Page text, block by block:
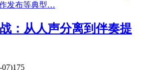
发布等典型…
：从人声分离到伴奏提
07)175